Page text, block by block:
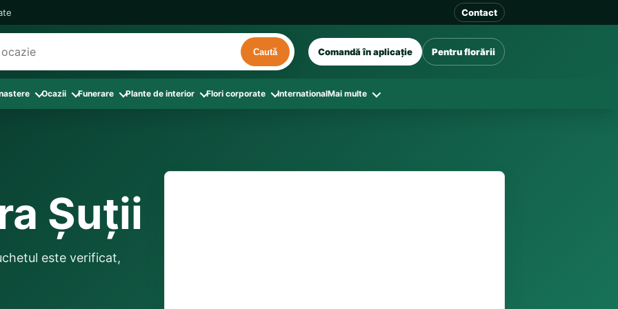
Contact
Caută Comandă în aplicație Pentru florării
interior
rosii
Mama
Prieteni
Ocazii
Flori nou-nascut si botez
Flori pentru aniversari
Flori Pur si simplu
Onomastica
Funerare
Buchete funerare
Flori de Luminatie
Jerbe funerare
Plante de interior
flori
Flori corporate InternationalMai multe
Flori de Florii
Flori de Paste
Flori de primavara
Șuții
este verificat,